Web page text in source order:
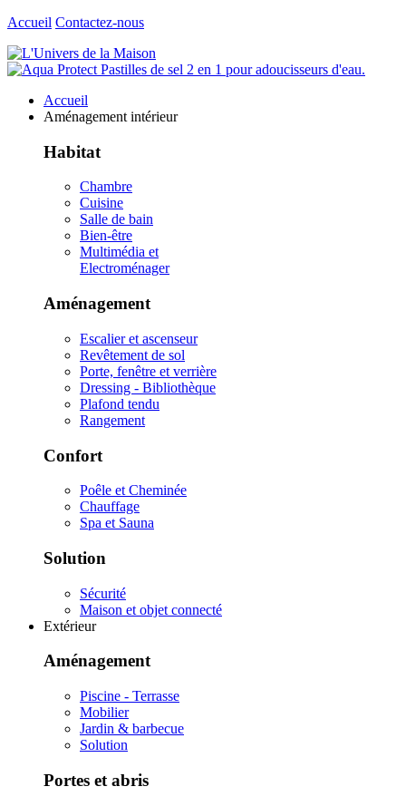
Accueil Contactez-nous
Accueil
Aménagement intérieur
Habitat
Chambre
Cuisine
Salle de bain
Bien-être
Multimédia et
Electroménager
Aménagement
Escalier et ascenseur
Revêtement de sol
Porte, fenêtre et verrière
Dressing - Bibliothèque
Plafond tendu
Rangement
Confort
Poêle et Cheminée
Chauffage
Spa et Sauna
Solution
Sécurité
Maison et objet connecté
Extérieur
Aménagement
Piscine - Terrasse
Mobilier
Jardin & barbecue
Solution
Portes et abris